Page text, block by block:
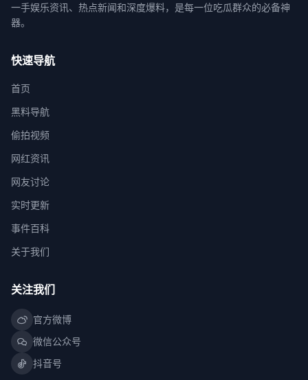
一手娱乐资讯、热点新闻和深度爆料，是每一位吃瓜群众的必备神
器。
快速导航
首页
黑料导航
偷拍视频
网红资讯
网友讨论
实时更新
事件百科
关于我们
关注我们
官方微博
微信公众号
抖音号